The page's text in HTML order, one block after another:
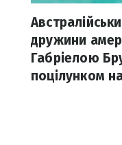
дружини
Габріелою
поцілунком